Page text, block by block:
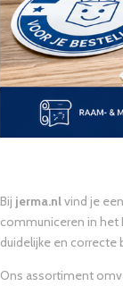
Bij jerma.nlvind je
communiceren in het
duidelijke en correcte
Ons assortiment